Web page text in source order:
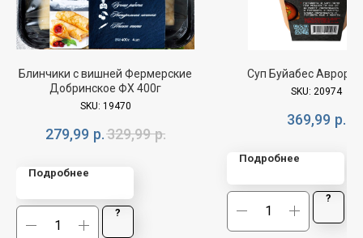
Блинчики с вишней Фермерские
Добринское ФХ 400г
SKU: 19470
279,99 р.329,99 р.
Подробнее
?
Суп Буйабес Аврора,
SKU: 20974
369,99 р.
Подробнее
?